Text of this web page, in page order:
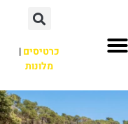
כרטיסים|
מלונות